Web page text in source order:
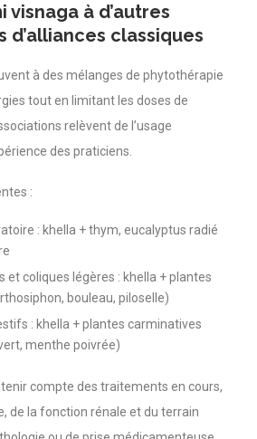
visnaga à d’autres
d’alliances classiques
à des mélanges de phytothérapie
tout en limitant les doses de
relèvent de l’usage
des praticiens.
:
: khella + thym, eucalyptus radié
et coliques légères : khella + plantes
bouleau, piloselle)
: khella + plantes carminatives
menthe poivrée)
compte des traitements en cours,
de la fonction rénale et du terrain